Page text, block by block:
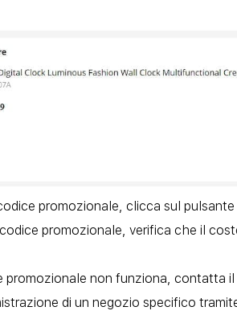
promozionale, clicca sul
promozionale, verifica che il
promozionale non funziona, contatta
di un negozio specifico